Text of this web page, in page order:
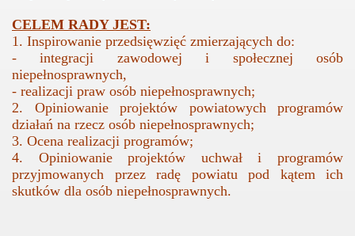
CELEM RADY JEST:
1. Inspirowanie przedsięwzięć zmierzających do:
- integracji zawodowej i społecznej osób
niepełnosprawnych,
- realizacji praw osób niepełnosprawnych;
2. Opiniowanie projektów powiatowych programów
działań na rzecz osób niepełnosprawnych;
3. Ocena realizacji programów;
4. Opiniowanie projektów uchwał i programów
przyjmowanych przez radę powiatu pod kątem ich
skutków dla osób niepełnosprawnych.